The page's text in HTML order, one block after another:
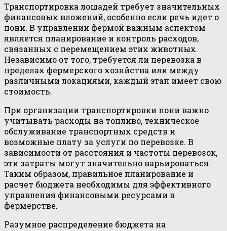
Транспортировка лошадей требует значительных
финансовых вложений, особенно если речь идет о
пони. В управлении фермой важным аспектом
является планирование и контроль расходов,
связанных с перемещением этих животных.
Независимо от того, требуется ли перевозка в
пределах фермерского хозяйства или между
различными локациями, каждый этап имеет свою
стоимость.
При организации транспортировки пони важно
учитывать расходы на топливо, техническое
обслуживание транспортных средств и
возможные плату за услуги по перевозке. В
зависимости от расстояния и частоты перевозок,
эти затраты могут значительно варьироваться.
Таким образом, правильное планирование и
расчет бюджета необходимы для эффективного
управления финансовыми ресурсами в
фермерстве.
Разумное распределение бюджета на